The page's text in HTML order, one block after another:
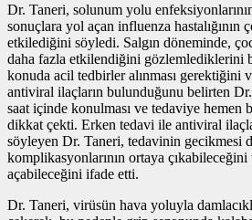
Dr. Taneri, solunum yolu
sonuçlara yol açan influenza hastalığının
etkilediğini söyledi. Salgın döneminde,
daha fazla etkilendiğini gözlemlediklerini
konuda acil tedbirler alınması gerektiğini
antiviral ilaçların bulunduğunu belirten
saat içinde konulması ve tedaviye hemen
dikkat çekti. Erken tedavi ile antiviral
söyleyen Dr. Taneri, tedavinin gecikmesi
komplikasyonlarının ortaya
açabileceğini ifade etti.
Dr. Taneri, virüsün hava yoluyla